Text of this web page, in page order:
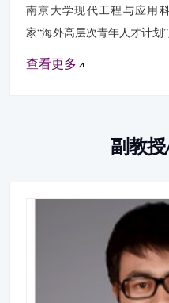
南京大学现代工程与应用
家“海外高层次青年人才计划”
查看更多
副教